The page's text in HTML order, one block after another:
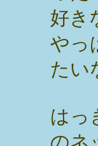
好き
やっ
たい
はっ